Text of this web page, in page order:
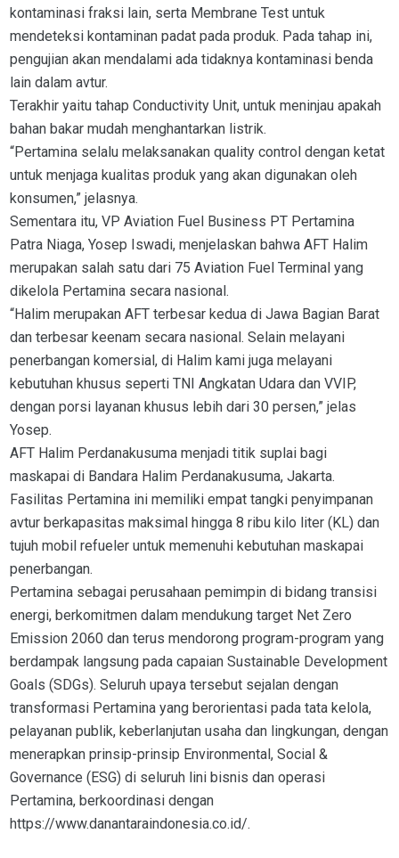
kontaminasi fraksi lain, serta Membrane Test untuk
mendeteksi kontaminan padat pada produk. Pada tahap ini,
pengujian akan mendalami ada tidaknya kontaminasi benda
lain dalam avtur.
Terakhir yaitu tahap Conductivity Unit, untuk meninjau apakah
bahan bakar mudah menghantarkan listrik.
“Pertamina selalu melaksanakan quality control dengan ketat
untuk menjaga kualitas produk yang akan digunakan oleh
konsumen,” jelasnya.
Sementara itu, VP Aviation Fuel Business PT Pertamina
Patra Niaga, Yosep Iswadi, menjelaskan bahwa AFT Halim
merupakan salah satu dari 75 Aviation Fuel Terminal yang
dikelola Pertamina secara nasional.
“Halim merupakan AFT terbesar kedua di Jawa Bagian Barat
dan terbesar keenam secara nasional. Selain melayani
penerbangan komersial, di Halim kami juga melayani
kebutuhan khusus seperti TNI Angkatan Udara dan VVIP,
dengan porsi layanan khusus lebih dari 30 persen,” jelas
Yosep.
AFT Halim Perdanakusuma menjadi titik suplai bagi
maskapai di Bandara Halim Perdanakusuma, Jakarta.
Fasilitas Pertamina ini memiliki empat tangki penyimpanan
avtur berkapasitas maksimal hingga 8 ribu kilo liter (KL) dan
tujuh mobil refueler untuk memenuhi kebutuhan maskapai
penerbangan.
Pertamina sebagai perusahaan pemimpin di bidang transisi
energi, berkomitmen dalam mendukung target Net Zero
Emission 2060 dan terus mendorong program-program yang
berdampak langsung pada capaian Sustainable Development
Goals (SDGs). Seluruh upaya tersebut sejalan dengan
transformasi Pertamina yang berorientasi pada tata kelola,
pelayanan publik, keberlanjutan usaha dan lingkungan, dengan
menerapkan prinsip-prinsip Environmental, Social &
Governance (ESG) di seluruh lini bisnis dan operasi
Pertamina, berkoordinasi dengan
https://www.danantaraindonesia.co.id/.